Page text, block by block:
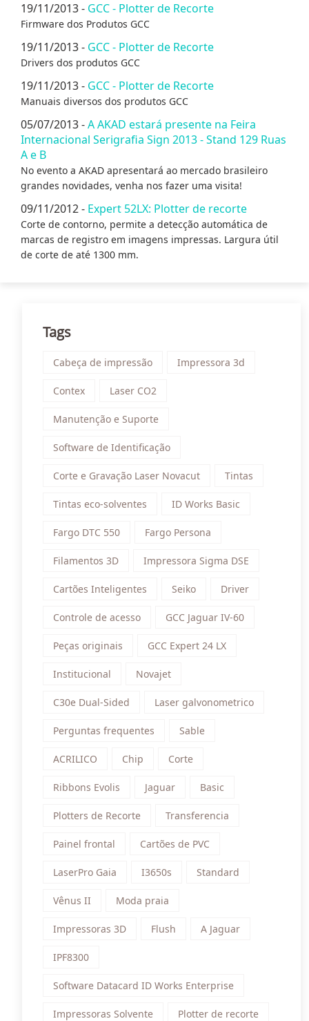
19/11/2013 - GCC - Plotter de Recorte
Firmware dos Produtos GCC
19/11/2013 - GCC - Plotter de Recorte
Drivers dos produtos GCC
19/11/2013 - GCC - Plotter de Recorte
Manuais diversos dos produtos GCC
05/07/2013 -A AKAD estará presente na Feira
Internacional Serigrafia Sign 2013 - Stand 129 Ruas
A e B
No evento a AKAD apresentará ao mercado brasileiro
grandes novidades, venha nos fazer uma visita!
09/11/2012 - Expert 52LX: Plotter de recorte
Corte de contorno, permite a detecção automática de
marcas de registro em imagens impressas. Largura útil
de corte de até 1300 mm.
Tags
Cabeça de impressão Impressora 3d
Contex Laser CO2
Manutenção e Suporte
Software de Identificação
Corte e Gravação Laser Novacut Tintas
Tintas eco-solventes ID Works Basic
Fargo DTC 550 Fargo Persona
Filamentos 3D Impressora Sigma DSE
Cartões Inteligentes Seiko Driver
Controle de acesso GCC Jaguar IV-60
Peças originais GCC Expert 24 LX
Institucional Novajet
C30e Dual-Sided Laser galvonometrico
Perguntas frequentes Sable
ACRILICO Chip Corte
Ribbons Evolis Jaguar Basic
Plotters de Recorte Transferencia
Painel frontal Cartões de PVC
LaserPro Gaia I3650s Standard
Vênus II Moda praia
Impressoras 3D Flush A Jaguar
IPF8300
Software Datacard ID Works Enterprise
Impressoras Solvente Plotter de recorte